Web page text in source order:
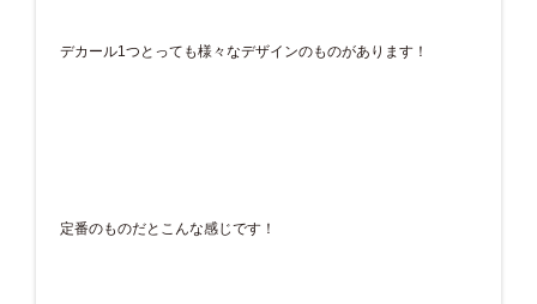
デカール1つとっても様々なデザインのものがあります！
定番のものだとこんな感じです！